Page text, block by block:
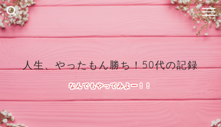
人生、やったもん勝ち！50代の記録
なんでもやってみよー！！